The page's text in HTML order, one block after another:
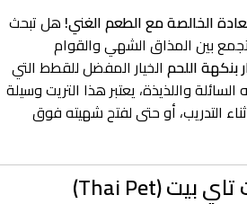
الخالصة مع الطعم الغني! هل تبحث
تجمع بين المذاق الشهي والقوام
بنكهة اللحم الخيار المفضل للقطط التي
واللذيذة، يعتبر هذا التريت وسيلة
التدريب، أو حتى لفتح شهيته فوق
لماذا تختار مكافآت تاي بيت (Thai Pet)